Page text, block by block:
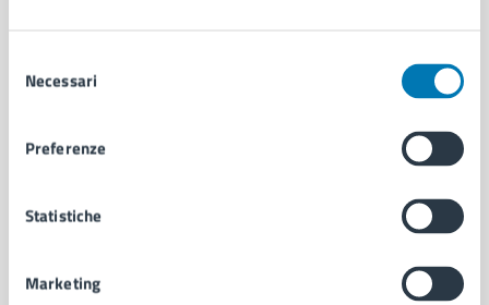
delNecessari
Preferenze
Statistiche
Marketing
Uffici
Personale amministrativo
Intranet, posta aziendale e protocollo
CATEGORIE DI SERVIZIO